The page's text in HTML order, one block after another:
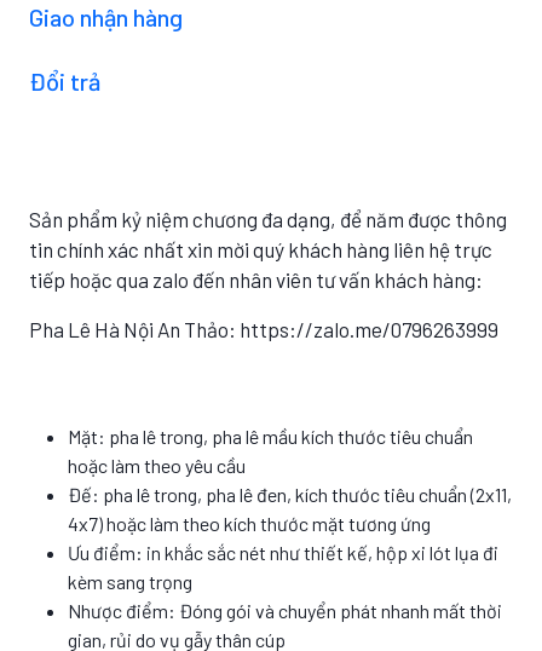
Giao nhận hàng
Đổi trả
Sản phẩm kỷ niệm chương đa dạng, để năm được thông
tin chính xác nhất xin mời quý khách hàng liên hệ trực
tiếp hoặc qua zalo đến nhân viên tư vấn khách hàng:
Pha Lê Hà Nội An Thảo: https://zalo.me/0796263999
Mặt: pha lê trong, pha lê mầu kích thước tiêu chuẩn
hoặc làm theo yêu cầu
Đế: pha lê trong, pha lê đen, kích thước tiêu chuẩn (2x11,
4x7) hoặc làm theo kích thước mặt tương ứng
Ưu điểm: in khắc sắc nét như thiết kế, hộp xi lót lụa đi
kèm sang trọng
Nhược điểm: Đóng gói và chuyển phát nhanh mất thời
gian, rủi do vụ gẫy thân cúp